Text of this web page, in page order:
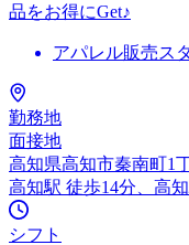
品をお得にGet♪
アパレル販売ス
勤務地
面接地
高知県高知市秦南町1
高知駅 徒歩14分、高
シフト